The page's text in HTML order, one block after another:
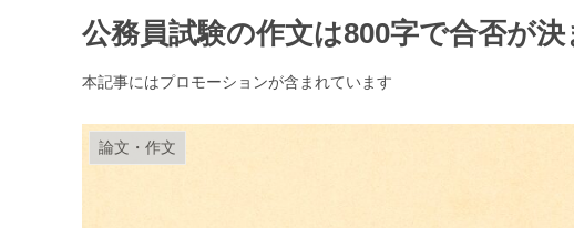
公務員試験の作文は800字で合否が
本記事にはプロモーションが含まれています
論文・作文